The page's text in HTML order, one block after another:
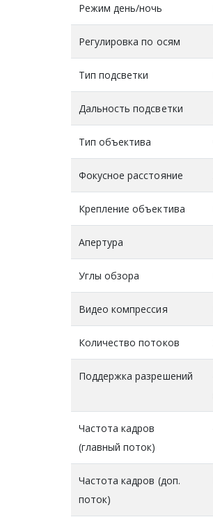
Режим день/ночь
Регулировка по осям
Тип подсветки
Дальность подсветки
Тип объектива
Фокусное расстояние
Крепление объектива
Апертура
Углы обзора
Видео компрессия
Количество потоков
Поддержка разрешений
Частота кадров
(главный поток)
Частота кадров (доп.
поток)